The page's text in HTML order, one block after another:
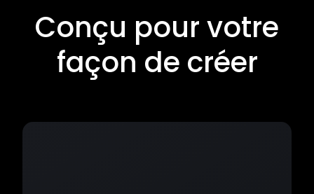
Conçu pour votre
façon de créer